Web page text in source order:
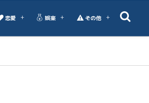
恋愛 娯楽 その他